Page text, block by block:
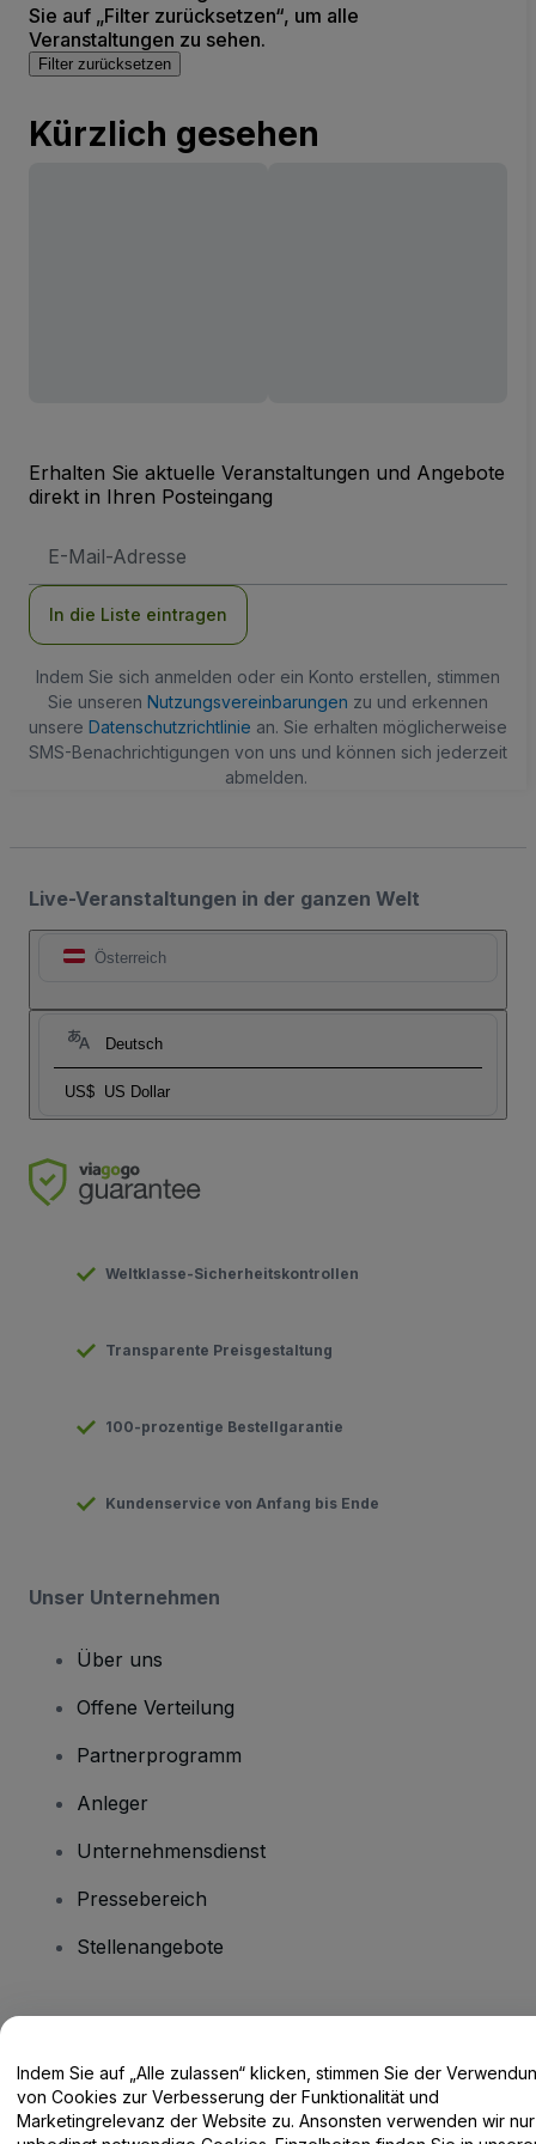
Sie auf „Filter zurücksetzen“, um alle
Veranstaltungen zu sehen.
Filter zurücksetzen
Kürzlich gesehen
Erhalten Sie aktuelle Veranstaltungen und Angebote
direkt in Ihren Posteingang
Mail-
In die Liste eintragen
Indem Sie sich anmelden oder ein Konto erstellen, stimmen
Sie unseren Nutzungsvereinbarungen zu und erkennen
unsere Datenschutzrichtlinie an. Sie erhalten möglicherweise
SMS-Benachrichtigungen von uns und können sich jederzeit
abmelden.
Live-Veranstaltungen in der ganzen Welt
Österreich
Deutsch
US$ US Dollar
Weltklasse-Sicherheitskontrollen
Transparente Preisgestaltung
100-prozentige Bestellgarantie
Kundenservice von Anfang bis Ende
Unser Unternehmen
Über uns
Offene Verteilung
Partnerprogramm
Anleger
Unternehmensdienst
Pressebereich
Stellenangebote
Hilfe-Center / Kontakt
Indem Sie auf „Alle zulassen“ klicken, stimmen Sie der
von Cookies zur Verbesserung der Funktionalität und
Marketingrelevanz der Website zu. Ansonsten verwenden wir nur